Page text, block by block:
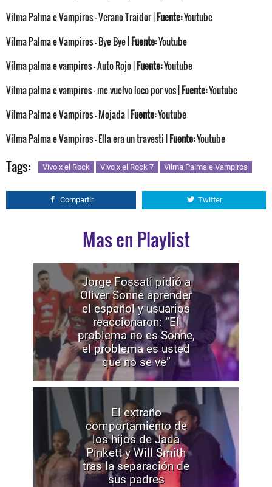
Vilma Palma e Vampiros - Verano Traidor | Fuente:Youtube
Vilma Palma e Vampiros - Bye Bye | Fuente:Youtube
Vilma palma e vampiros - Auto Rojo | Fuente:Youtube
Vilma palma e vampiros - me vuelvo loco por vos | Fuente:Youtube
Vilma Palma e Vampiros - Mojada | Fuente:Youtube
Vilma Palma e Vampiros - Ella era un travesti | Fuente:Youtube
Tags: Vivo x el Rock Vivo x el Rock 7 Vilma Palma e Vampiros
Compartir Twitter
Mas en Playlist
Jorge Fossati pidió a
Oliver Sonne aprender
el español y usuarios
reaccionaron: “El
problema no es Sonne,
el problema es usted
que no se ve”
El extraño
comportamiento de
los hijos de Jada
Pinkett y Will Smith
tras la separación de
sus padres